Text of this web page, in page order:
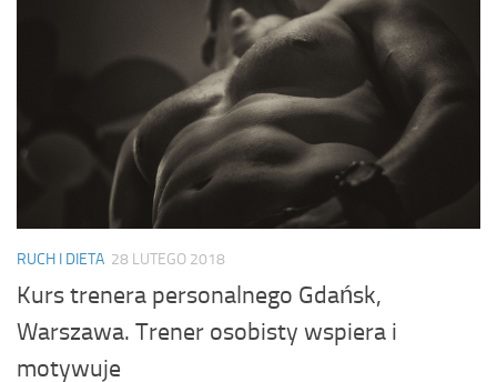
RUCH I DIETA 28 LUTEGO 2018
Kurs trenera personalnego Gdańsk,
Warszawa. Trener osobisty wspiera i
motywuje